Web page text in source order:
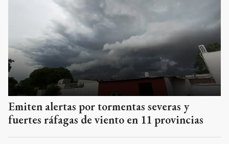
Emiten alertas por tormentas severas y
fuertes ráfagas de viento en 11 provincias